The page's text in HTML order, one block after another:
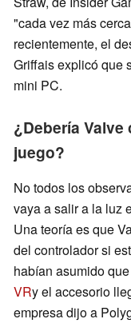
"cada vez más
recientemente, el
Griffais explicó que
mini PC.
¿Debería
juego?
No todos los
vaya a salir a la luz
Una teoría es que
del controlador si
habían asumido
VRy el accesorio
empresa dijo a